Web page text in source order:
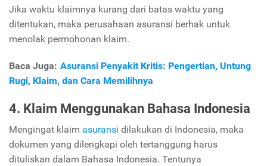
Jika waktu klaimnya kurang dari batas waktu yang
ditentukan, maka perusahaan asuransi berhak untuk
menolak permohonan klaim.
Baca Juga: Asuransi Penyakit Kritis: Pengertian, Untung
Rugi, Klaim, dan Cara Memilihnya
4. Klaim Menggunakan Bahasa Indonesia
Mengingat klaim asuransi dilakukan di Indonesia, maka
dokumen yang dilengkapi oleh tertanggung harus
dituliskan dalam Bahasa Indonesia. Tentunya